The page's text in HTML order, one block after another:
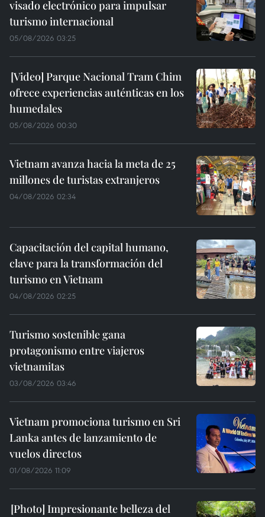
visado electrónico para impulsar
turismo internacional
05/08/2026 03:25
Parque Nacional Tram Chim
ofrece experiencias auténticas en los
humedales
05/08/2026 00:30
Vietnam avanza hacia la meta de 25
millones de turistas extranjeros
04/08/2026 02:34
Capacitación del capital humano,
clave para la transformación del
turismo en Vietnam
04/08/2026 02:25
Turismo sostenible gana
protagonismo entre viajeros
vietnamitas
03/08/2026 03:46
Vietnam promociona turismo en Sri
Lanka antes de lanzamiento de
vuelos directos
01/08/2026 11:09
Impresionante belleza del